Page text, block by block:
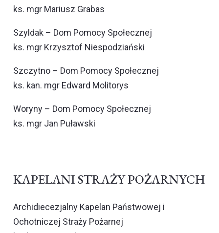
ks. mgr Mariusz Grabas
Szyldak – Dom Pomocy Społecznej
ks. mgr Krzysztof Niespodziański
Szczytno – Dom Pomocy Społecznej
ks. kan. mgr Edward Molitorys
Woryny – Dom Pomocy Społecznej
ks. mgr Jan Puławski
KAPELANI STRAŻY POŻARNYCH
Archidiecezjalny Kapelan Państwowej i
Ochotniczej Straży Pożarnej